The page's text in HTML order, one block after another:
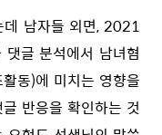
데 남자들 외면, 2021
댓글 분석에서 남녀혐
동)에 미치는 영향을
반응을 확인하는 것